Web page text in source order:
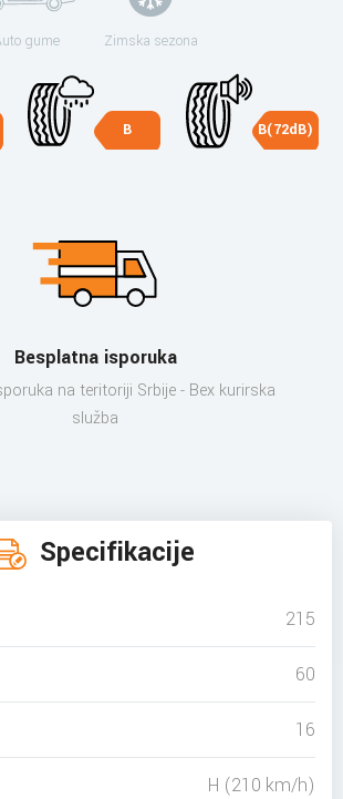
gume Zimska sezona
B B(72dB)
Besplatna isporuka
na teritoriji Srbije - Bex kurirska
služba
Specifikacije
215
60
16
H (210 km/h)